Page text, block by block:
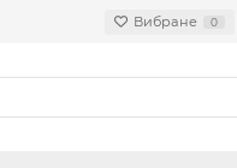
Вибране 0